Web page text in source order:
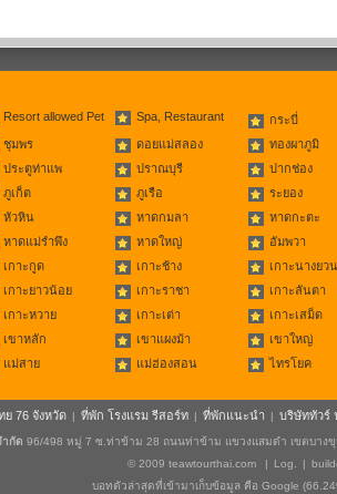
Resort allowed Pet Spa, Restaurant กระบี่
ชุมพร ดอยแม่สลอง ทองผาภูมิ
ประตูท่าแพ ปราณบุรี ปากช่อง
ภูเก็ต ภูเรือ ระยอง
หัวหิน หาดกมลา หาดกะตะ
หาดแม่รำพึง หาดใหญ่ อัมพวา
เกาะกูด เกาะช้าง เกาะนางยวน
เกาะยาวน้อย เกาะราชา เกาะลันตา
เกาะหวาย เกาะเต่า เกาะเสม็ด
เขาหลัก เขาแผงม้า เขาใหญ่
แม่สาย แม่ฮ่องสอน ไทรโยค
ย 76 จังหวัด | ที่พัก โรงแรม รีสอร์ท | ที่พักแนะนำ | บริษัททัวร์
ำกัด 96/498 หมู่ 7 ซ.ท่าข้าม 28 ถนนท่าข้าม แขวงแสมดำ เขตบางขุ
© 2009 teawtourthai.com | Log. |
บอทตัวล่าสุดที่เข้ามาเก็บข้อมูล คือ Google